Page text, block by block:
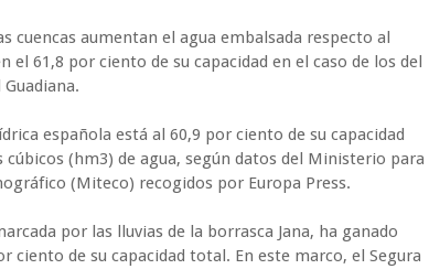
cuencas aumentan el agua embalsada respecto al
el 61,8 por ciento de su capacidad en el caso de los del
española está al 60,9 por ciento de su capacidad
(hm3) de agua, según datos del Ministerio para
(Miteco) recogidos por Europa Press.
por las lluvias de la borrasca Jana, ha ganado
ciento de su capacidad total. En este marco, el Segura